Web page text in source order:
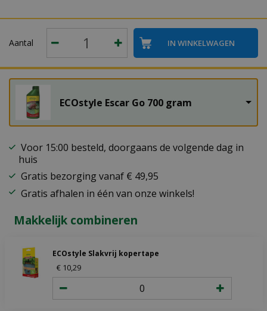
Aantal
ECOstyle Escar Go 700 gram
Voor 15:00 besteld, doorgaans de volgende dag in
huis
Gratis bezorging vanaf € 49,95
Gratis afhalen in één van onze winkels!
Makkelijk combineren
ECOstyle Slakvrij kopertape
€ 10,29